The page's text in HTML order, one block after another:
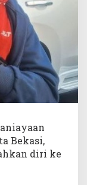
Bekasi,
diri ke